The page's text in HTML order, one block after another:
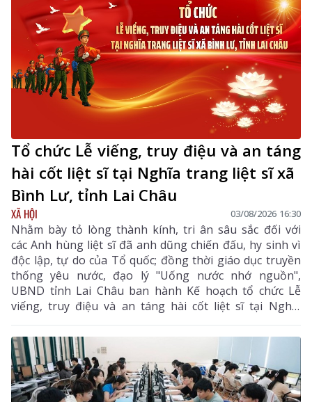
Tổ chức Lễ viếng, truy điệu và an táng
hài cốt liệt sĩ tại Nghĩa trang liệt sĩ xã
Bình Lư, tỉnh Lai Châu
XÃ HỘI 03/08/2026 16:30
Nhằm bày tỏ lòng thành kính, tri ân sâu sắc đối với
các Anh hùng liệt sĩ đã anh dũng chiến đấu, hy sinh vì
độc lập, tự do của Tổ quốc; đồng thời giáo dục truyền
thống yêu nước, đạo lý "Uống nước nhớ nguồn",
UBND tỉnh Lai Châu ban hành Kế hoạch tổ chức Lễ
viếng, truy điệu và an táng hài cốt liệt sĩ tại Nghĩa
trang liệt sĩ xã Bình Lư. Bộ Chỉ huy Quân sự tỉnh là
đơn vị chủ trì, phối hợp với các sở, ngành, địa phương
triển khai các nội dung, bảo đảm buổi lễ được tổ chức
trang nghiêm, trọng thể, đúng nghi thức.